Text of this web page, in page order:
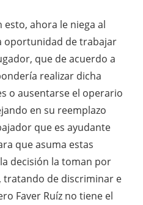
ahora le niega al
oportunidad de trabajar
que de acuerdo a
realizar dicha
o ausentarse el operario
en su reemplazo
que es ayudante
que asuma estas
decisión la toman por
de discriminar e
Faver Ruíz no tiene el